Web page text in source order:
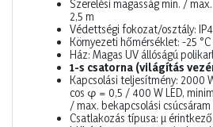
Szerelési magasság min. /
2,5 m
Védettségi fokozat/osztály:
Környezeti hőmérséklet: -25 °C
Ház: Magas UV állóságú
1-s csatorna (világítás
Kapcsolási teljesítmény: 2000
cos φ = 0,5 / 400 W LED,
/ max. bekapcsolási
Csatlakozás típusa: µ